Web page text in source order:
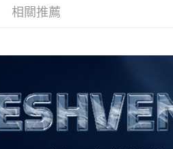
相關推薦